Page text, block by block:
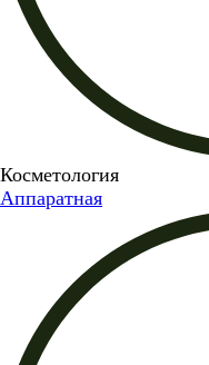
Косметология
Аппаратная